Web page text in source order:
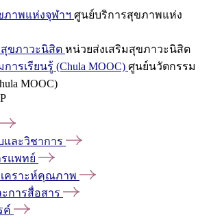
ภาพแห่งจุฬาฯ ศูนย์บริการสุขภาพแห่ง
ขภาวะนิสิต หน่วยส่งเสริมสุขภาวะนิสิต
ารเรียนรู้ (Chula MOOC) ศูนย์นวัตกรรม
MOOC)
ละวิชาการ
แพทย์
คราะห์คุณภาพ
การสื่อสาร
ค์